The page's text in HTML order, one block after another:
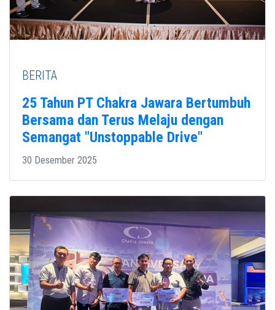
BERITA
25 Tahun PT Chakra Jawara Bertumbuh
Bersama dan Terus Melaju dengan
Semangat "Unstoppable Drive"
30 Desember 2025